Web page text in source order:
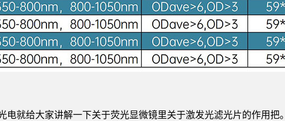
就给大家讲解一下关于荧光显微镜里关于激发光滤光片的作用把。